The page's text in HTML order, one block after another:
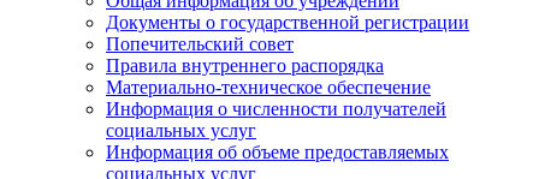
Документы о государственной регистрации
Попечительский совет
Правила внутреннего распорядка
Материально-техническое обеспечение
Информация о численности получателей
социальных услуг
Информация об объеме предоставляемых
социальных услуг